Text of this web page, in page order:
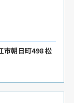
市朝日町498 松